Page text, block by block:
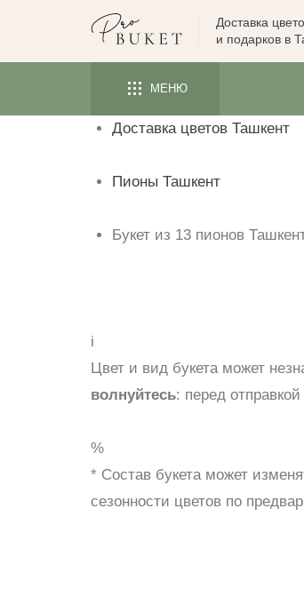
ЦВЕТЫ
РОЗЫ
ПИОНЫ
ТЮЛЬПАНЫ
ПОВОД
ПОДАРКИ
ШАРЫ
Доставка
и подарков в
МЕНЮ
Доставка цветов Ташкент
Пионы Ташкент
Букет из 13 пионов
i
Цвет и вид букета может
волнуйтесь: перед
%
* Состав букета может
сезонности цветов по